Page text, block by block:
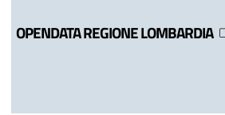
OPENDATA REGIONE LOMBARDIA